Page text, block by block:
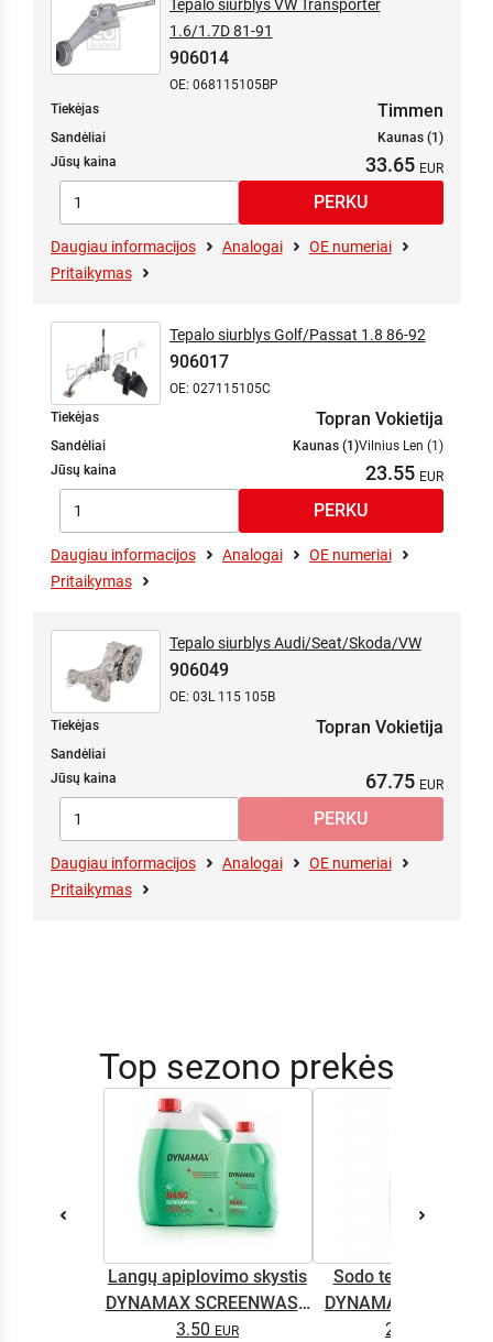
Tepalo siurblys VW Transporter
1.6/1.7D 81-91
906014
OE: 068115105BP
Tiekėjas
Timmen
Sandėliai
Kaunas (1)
Jūsų kaina
33.65
Daugiau informacijos Analogai
OE numeriai
Pritaikymas
Tepalo siurblys Golf/Passat 1.8 86-92
906017
OE: 027115105C
Tiekėjas
Topran Vokietija
Sandėliai Kaunas (1)Vilnius Len (1)
Jūsų kaina
23.55
Daugiau informacijos Analogai
OE numeriai
Pritaikymas
Tepalo siurblys Audi/Seat/Skoda/VW
906049
OE: 03L 115 105B
Tiekėjas
Topran Vokietija
Sandėliai
Jūsų kaina
67.75
Daugiau informacijos Analogai
OE numeriai
Pritaikymas
Top sezono prekės
Langų apiplovimo skystis
DYNAMAX SCREENWASH
NANO 4l
3.50
Sodo technikos
DYNAMAX M2T
2.65